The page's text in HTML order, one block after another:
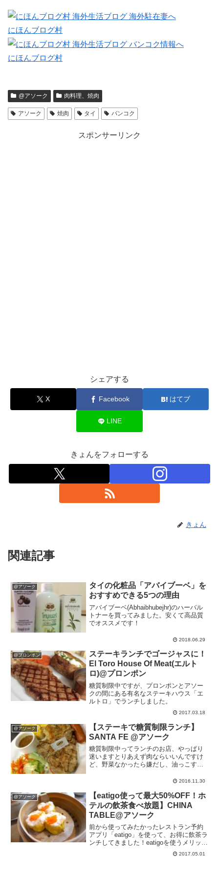
にほんブログ村
にほんブログ村
@アソーク 肉料理、焼肉
アソーク 焼肉 タイ バンコク
スポンサーリンク
シェアする
X Facebook はてブ
LINE
きょんをフォローする
きょん
関連記事
@アソーク
タイの化粧品「アバイブーベ」を
おすすめできる5つの理由
アバイブーベ(Abhaibhubejhr)のハーバル
トナーを買ってみました。安くて高品質
でオススメです！
2018.06.29
@プロンポン
ステーキランチでゴージャスに！
El Toro House Of Meat(エルト
ロ)@プロンポン
糖質制限中ですが、プロンポンとアソー
クの間にある有名なステーキハウス「エ
ルトロ」でランチしました。
2017.03.18
@アソーク
【ステーキで糖質制限ランチ】
SANTA FE @アソーク
糖質制限中ってランチのお店、やっぱり
迷いますとりあえず肉ならいいんですけ
ど、野菜なかったら嫌だし、油っこすぎ
なのでよく店先でメニューめくりながら
ウロウロしてます...
2016.11.30
@アソーク
【eatigo使って最大50%OFF！ホ
テルの飲茶食べ放題】CHINA
TABLE@アソーク
前から使ってみたかったレストラン予約
アプリ「eatigo」を使って、お得に飲茶ラ
ンチしてきました！eatigoを使うメリット
としてはこんな感じ。・時間帯によって
最大50%OFFになる・アプリで完結。電
2017.05.01